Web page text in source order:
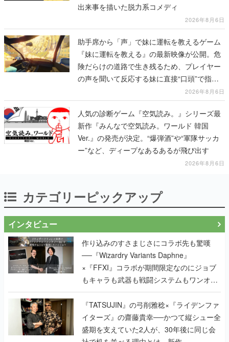
出来事を描いた脱力系コメディ
2026年8月6日
助手席から「声」で妹に運転を教えるゲーム
『妹に運転を教える』の最新映像が公開。危
険だらけの道路で生き残るため、プレイヤー
の声を聞いて反応する妹に直接“口頭”で指示
2026年8月6日
人気の診断ゲーム『空気読み。』シリーズ最
新作『みんなで空気読み。ワールド 韓国
Ver.』の発売が決定。“爆弾酒”や“軍隊サッカ
ー”など、ディープなあるあるが飛び出す
2026年8月6日
カテゴリーピックアップ
インタビュー
作り込みのすさまじさにコラボ先も驚嘆
──『Wizardry Variants Daphne』
×『FFXI』コラボが期間限定なのにジョブ
もキャラも武器も戦闘システムもワンオフ
で作り込まれた理由を両ディレクターに聞
く
『TATSUJIN』の弓削雅稔×『ライデンファ
イターズ』の齋藤貴幸──かつて縦シュー全
盛期を支えていた2人が、30年後に同じ会